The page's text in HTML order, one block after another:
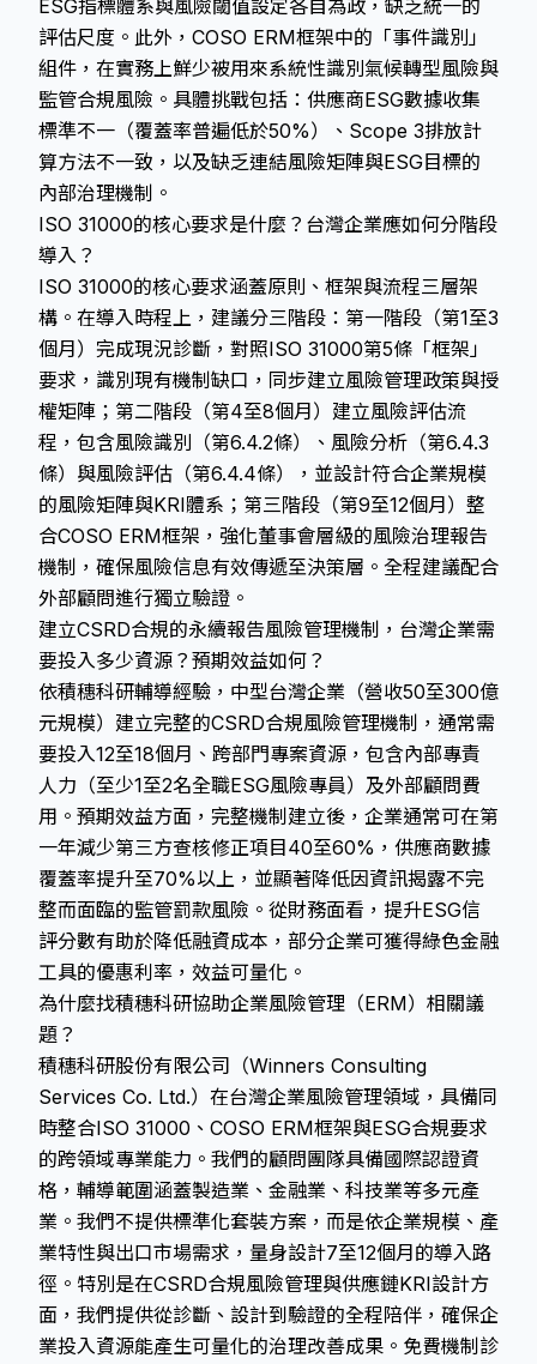
ESG指標體系與風險閾值設定各自為政，缺乏統一的
評估尺度。此外，COSO ERM框架中的「事件識別」
組件，在實務上鮮少被用來系統性識別氣候轉型風險與
監管合規風險。具體挑戰包括：供應商ESG數據收集
標準不一（覆蓋率普遍低於50%）、Scope 3排放計
算方法不一致，以及缺乏連結風險矩陣與ESG目標的
內部治理機制。
ISO 31000的核心要求是什麼？台灣企業應如何分階段
導入？
ISO 31000的核心要求涵蓋原則、框架與流程三層架
構。在導入時程上，建議分三階段：第一階段（第1至3
個月）完成現況診斷，對照ISO 31000第5條「框架」
要求，識別現有機制缺口，同步建立風險管理政策與授
權矩陣；第二階段（第4至8個月）建立風險評估流
程，包含風險識別（第6.4.2條）、風險分析（第6.4.3
條）與風險評估（第6.4.4條），並設計符合企業規模
的風險矩陣與KRI體系；第三階段（第9至12個月）整
合COSO ERM框架，強化董事會層級的風險治理報告
機制，確保風險信息有效傳遞至決策層。全程建議配合
外部顧問進行獨立驗證。
建立CSRD合規的永續報告風險管理機制，台灣企業需
要投入多少資源？預期效益如何？
依積穗科研輔導經驗，中型台灣企業（營收50至300億
元規模）建立完整的CSRD合規風險管理機制，通常需
要投入12至18個月、跨部門專案資源，包含內部專責
人力（至少1至2名全職ESG風險專員）及外部顧問費
用。預期效益方面，完整機制建立後，企業通常可在第
一年減少第三方查核修正項目40至60%，供應商數據
覆蓋率提升至70%以上，並顯著降低因資訊揭露不完
整而面臨的監管罰款風險。從財務面看，提升ESG信
評分數有助於降低融資成本，部分企業可獲得綠色金融
工具的優惠利率，效益可量化。
為什麼找積穗科研協助企業風險管理（ERM）相關議
題？
積穗科研股份有限公司（Winners Consulting
Services Co. Ltd.）在台灣企業風險管理領域，具備同
時整合ISO 31000、COSO ERM框架與ESG合規要求
的跨領域專業能力。我們的顧問團隊具備國際認證資
格，輔導範圍涵蓋製造業、金融業、科技業等多元產
業。我們不提供標準化套裝方案，而是依企業規模、產
業特性與出口市場需求，量身設計7至12個月的導入路
徑。特別是在CSRD合規風險管理與供應鏈KRI設計方
面，我們提供從診斷、設計到驗證的全程陪伴，確保企
業投入資源能產生可量化的治理改善成果。免費機制診